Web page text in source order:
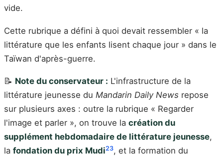
vide.
Cette rubrique a défini à quoi devait ressembler « la
littérature que les enfants lisent chaque jour » dans le
Taïwan d'après-guerre.
📝 Note du conservateur : L'infrastructure de la
littérature jeunesse du Mandarin Daily News repose
sur plusieurs axes : outre la rubrique « Regarder
l'image et parler », on trouve la création du
supplément hebdomadaire de littérature jeunesse,
la fondation du prix Mudi23, et la formation du